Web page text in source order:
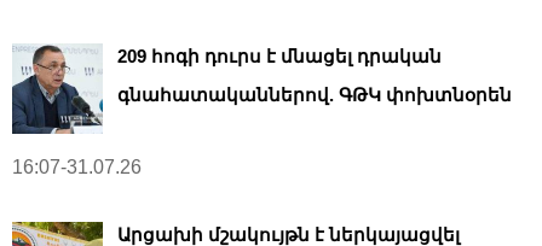
209 հոգի դուրս է մնացել դրական
գնահատականներով. ԳԹԿ փոխտնօրեն
16:07-31.07.26
Արցախի մշակույթն է ներկայացվել